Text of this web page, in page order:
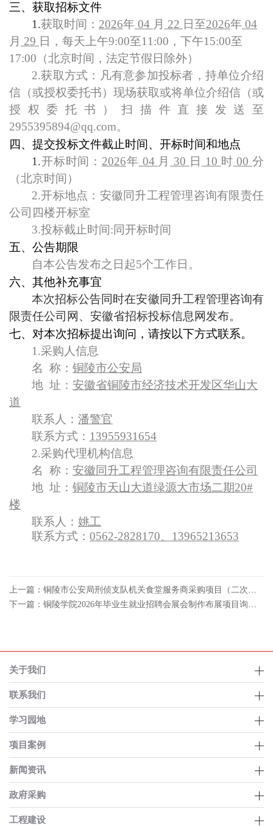
三、获取招标文件
1.获取时间： 2026年 04 月 22 日至2026年 04
月 29 日，每天上午9:00至11:00，下午15:00至
17:00（北京时间，法定节假日除外）
2.获取方式：凡有意参加投标者，持单位介绍
信（或授权委托书）现场获取或将单位介绍信（或
授权委托书）扫描件直接发送至
2955395894@qq.com。
四、提交投标文件截止时间、开标时间和地点
1.开标时间： 2026年 04 月 30 日 10 时 00分
（北京时间）
2.开标地点：安徽同升工程管理咨询有限责任
公司四楼开标室
3.投标截止时间:同开标时间
五、公告期限
自本公告发布之日起5个工作日。
六、其他补充事宜
本次招标公告同时在安徽同升工程管理咨询有
限责任公司网、安徽省招标投标信息网发布。
七、对本次招标提出询问，请按以下方式联系。
1.采购人信息
名 称： 铜陵市公安局
地 址： 安徽省铜陵市经济技术开发区华山大
道
联系人： 潘警官
联系方式： 13955931654
2.采购代理机构信息
名 称： 安徽同升工程管理咨询有限责任公司
地 址： 铜陵市天山大道绿源大市场二期20#
楼
联系人： 姚工
联系方式： 0562-2828170、13965213653
上一篇：铜陵市公安局刑侦支队机关食堂服务商采购项目（二次）招标公告
下一篇：铜陵学院2026年毕业生就业招聘会展会制作布展项目询价公告
关于我们
联系我们
学习园地
项目案例
新闻资讯
政府采购
工程建设